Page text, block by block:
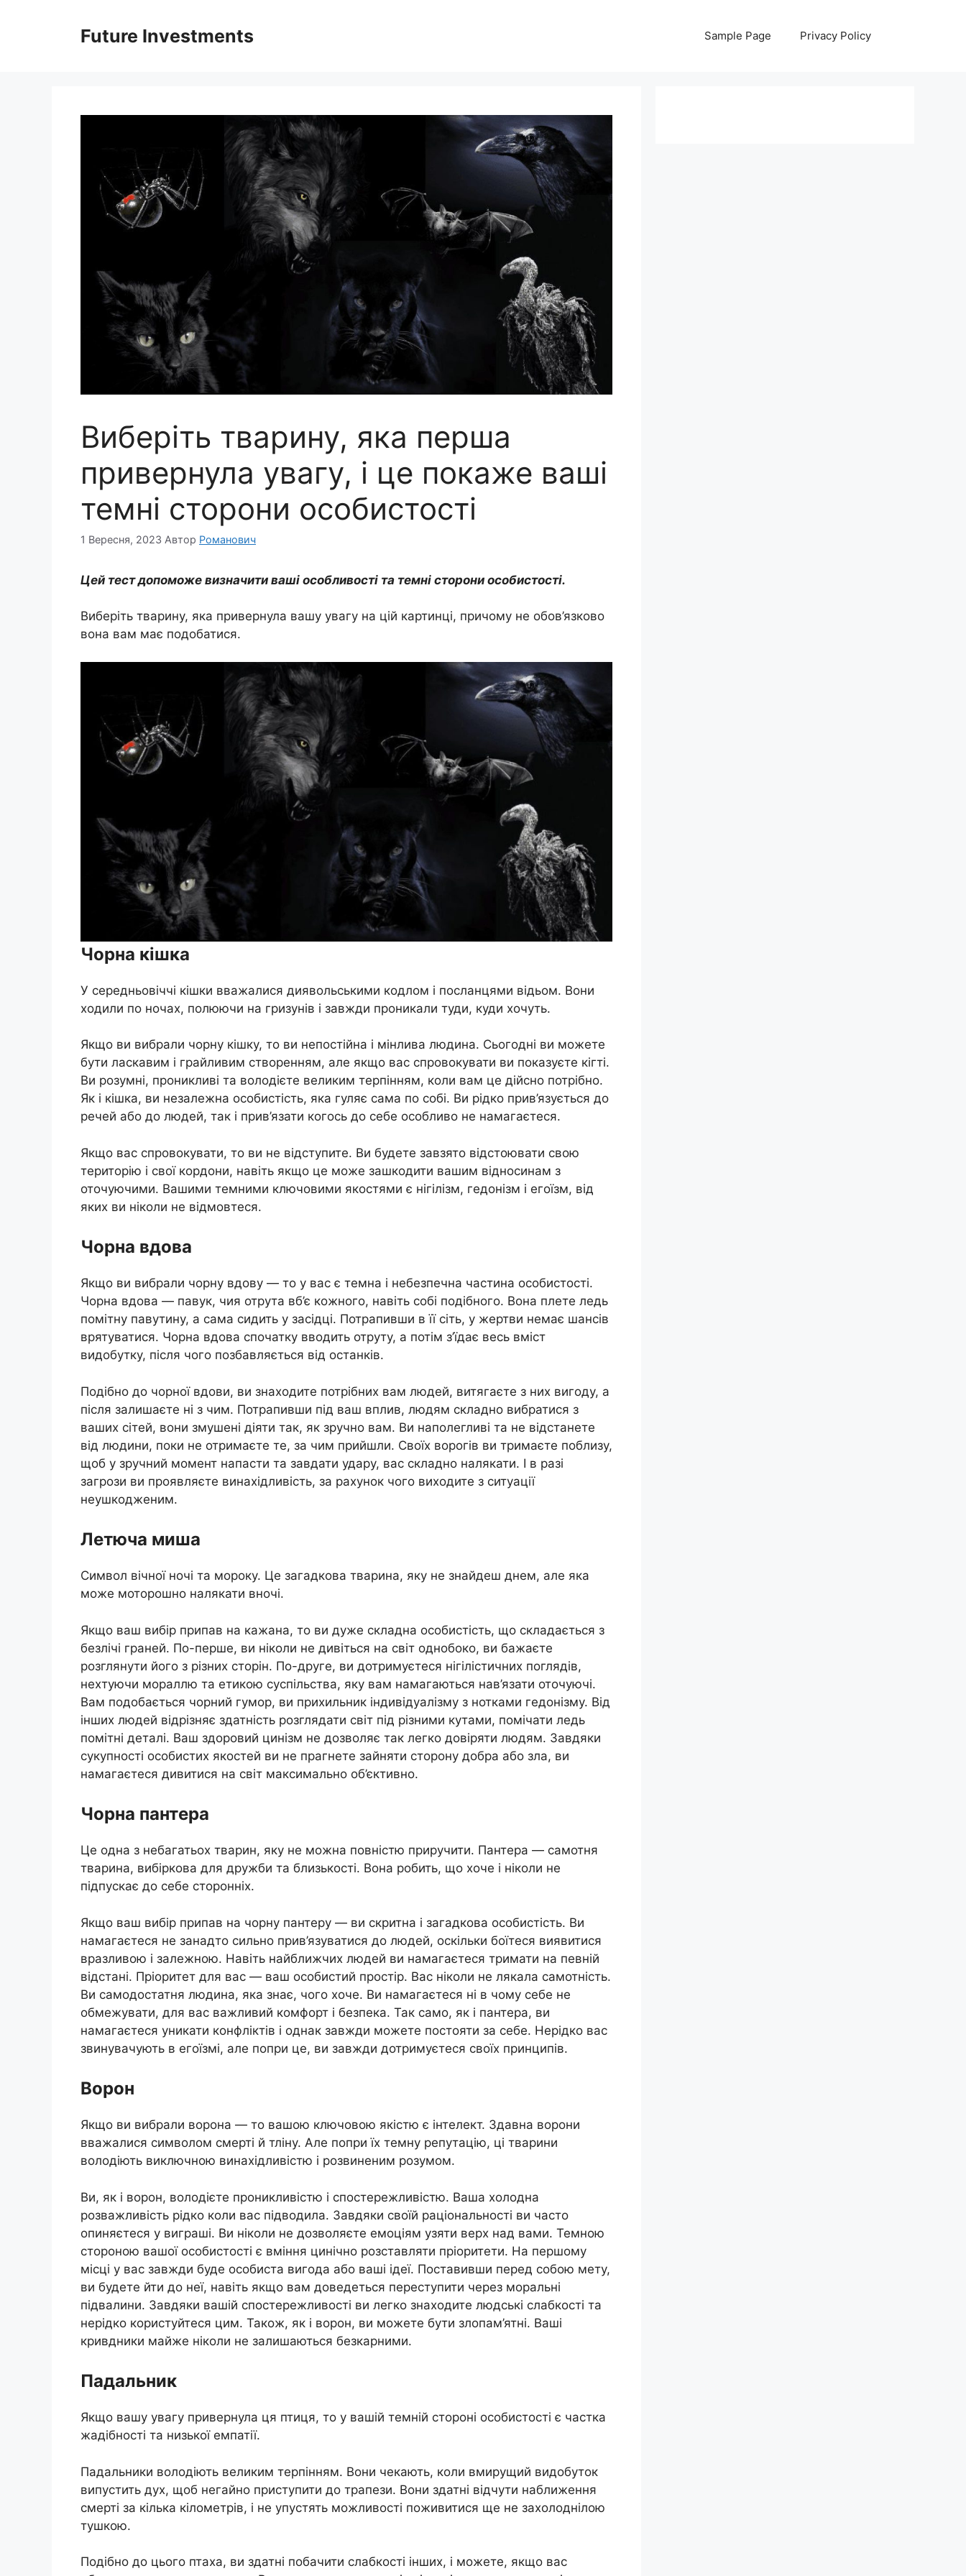
Future Investments Sample Page Privacy Policy
Виберіть тварину, яка перша
привернула увагу, і це покаже ваші
темні сторони особистості
1 Вересня, 2023 Автор Романович
Цей тест допоможе визначити ваші особливості та темні сторони особистості.
Виберіть тварину, яка привернула вашу увагу на цій картинці, причому не обов’язково
вона вам має подобатися.
Чорна кішка
У середньовіччі кішки вважалися диявольськими кодлом і посланцями відьом. Вони
ходили по ночах, полюючи на гризунів і завжди проникали туди, куди хочуть.
Якщо ви вибрали чорну кішку, то ви непостійна і мінлива людина. Сьогодні ви можете
бути ласкавим і грайливим створенням, але якщо вас спровокувати ви показуєте кігті.
Ви розумні, проникливі та володієте великим терпінням, коли вам це дійсно потрібно.
Як і кішка, ви незалежна особистість, яка гуляє сама по собі. Ви рідко прив’язується до
речей або до людей, так і прив’язати когось до себе особливо не намагаєтеся.
Якщо вас спровокувати, то ви не відступите. Ви будете завзято відстоювати свою
територію і свої кордони, навіть якщо це може зашкодити вашим відносинам з
оточуючими. Вашими темними ключовими якостями є нігілізм, гедонізм і егоїзм, від
яких ви ніколи не відмовтеся.
Чорна вдова
Якщо ви вибрали чорну вдову — то у вас є темна і небезпечна частина особистості.
Чорна вдова — павук, чия отрута вб’є кожного, навіть собі подібного. Вона плете ледь
помітну павутину, а сама сидить у засідці. Потрапивши в її сіть, у жертви немає шансів
врятуватися. Чорна вдова спочатку вводить отруту, а потім з’їдає весь вміст
видобутку, після чого позбавляється від останків.
Подібно до чорної вдови, ви знаходите потрібних вам людей, витягаєте з них вигоду, а
після залишаєте ні з чим. Потрапивши під ваш вплив, людям складно вибратися з
ваших сітей, вони змушені діяти так, як зручно вам. Ви наполегливі та не відстанете
від людини, поки не отримаєте те, за чим прийшли. Своїх ворогів ви тримаєте поблизу,
щоб у зручний момент напасти та завдати удару, вас складно налякати. І в разі
загрози ви проявляєте винахідливість, за рахунок чого виходите з ситуації
неушкодженим.
Летюча миша
Символ вічної ночі та мороку. Це загадкова тварина, яку не знайдеш днем, але яка
може моторошно налякати вночі.
Якщо ваш вибір припав на кажана, то ви дуже складна особистість, що складається з
безлічі граней. По-перше, ви ніколи не дивіться на світ однобоко, ви бажаєте
розглянути його з різних сторін. По-друге, ви дотримуєтеся нігілістичних поглядів,
нехтуючи мораллю та етикою суспільства, яку вам намагаються нав’язати оточуючі.
Вам подобається чорний гумор, ви прихильник індивідуалізму з нотками гедонізму. Від
інших людей відрізняє здатність розглядати світ під різними кутами, помічати ледь
помітні деталі. Ваш здоровий цинізм не дозволяє так легко довіряти людям. Завдяки
сукупності особистих якостей ви не прагнете зайняти сторону добра або зла, ви
намагаєтеся дивитися на світ максимально об’єктивно.
Чорна пантера
Це одна з небагатьох тварин, яку не можна повністю приручити. Пантера — самотня
тварина, вибіркова для дружби та близькості. Вона робить, що хоче і ніколи не
підпускає до себе сторонніх.
Якщо ваш вибір припав на чорну пантеру — ви скритна і загадкова особистість. Ви
намагаєтеся не занадто сильно прив’язуватися до людей, оскільки боїтеся виявитися
вразливою і залежною. Навіть найближчих людей ви намагаєтеся тримати на певній
відстані. Пріоритет для вас — ваш особистий простір. Вас ніколи не лякала самотність.
Ви самодостатня людина, яка знає, чого хоче. Ви намагаєтеся ні в чому себе не
обмежувати, для вас важливий комфорт і безпека. Так само, як і пантера, ви
намагаєтеся уникати конфліктів і однак завжди можете постояти за себе. Нерідко вас
звинувачують в егоїзмі, але попри це, ви завжди дотримуєтеся своїх принципів.
Ворон
Якщо ви вибрали ворона — то вашою ключовою якістю є інтелект. Здавна ворони
вважалися символом смерті й тліну. Але попри їх темну репутацію, ці тварини
володіють виключною винахідливістю і розвиненим розумом.
Ви, як і ворон, володієте проникливістю і спостережливістю. Ваша холодна
розважливість рідко коли вас підводила. Завдяки своїй раціональності ви часто
опиняєтеся у виграші. Ви ніколи не дозволяєте емоціям узяти верх над вами. Темною
стороною вашої особистості є вміння цинічно розставляти пріоритети. На першому
місці у вас завжди буде особиста вигода або ваші ідеї. Поставивши перед собою мету,
ви будете йти до неї, навіть якщо вам доведеться переступити через моральні
підвалини. Завдяки вашій спостережливості ви легко знаходите людські слабкості та
нерідко користуйтеся цим. Також, як і ворон, ви можете бути злопам’ятні. Ваші
кривдники майже ніколи не залишаються безкарними.
Падальник
Якщо вашу увагу привернула ця птиця, то у вашій темній стороні особистості є частка
жадібності та низької емпатії.
Падальники володіють великим терпінням. Вони чекають, коли вмирущий видобуток
випустить дух, щоб негайно приступити до трапези. Вони здатні відчути наближення
смерті за кілька кілометрів, і не упустять можливості поживитися ще не захолоднілою
тушкою.
Подібно до цього птаха, ви здатні побачити слабкості інших, і можете, якщо вас